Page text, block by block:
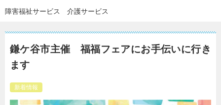
障害福祉サービス 介護サービス
鎌ケ谷市主催 福福フェアにお手伝いに行き
ます
新着情報